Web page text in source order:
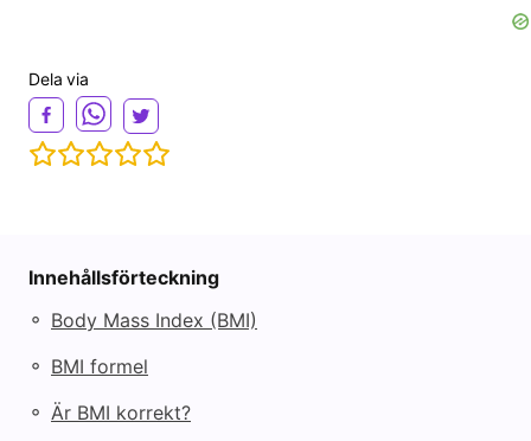
Dela via
Innehållsförteckning
◦ Body Mass Index (BMI)
◦ BMI formel
◦ Är BMI korrekt?